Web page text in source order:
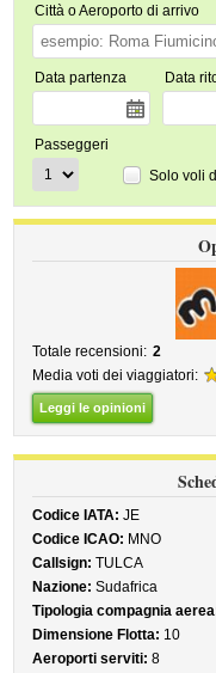
Città o Aeroporto di arrivo
Data partenza Data
Passeggeri
Solo voli
Totale recensioni: 2
Media voti dei viaggiatori:
Leggi le opinioni
Codice IATA: JE
Codice ICAO: MNO
Callsign: TULCA
Nazione: Sudafrica
Tipologia compagnia
Dimensione Flotta: 10
Aeroporti serviti: 8